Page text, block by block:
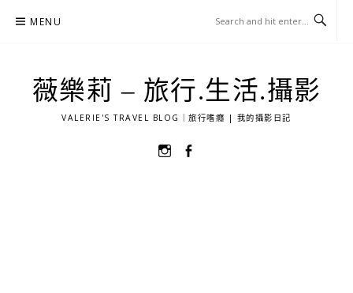
MENU
薇樂莉 – 旅行.生活.攝影
VALERIE'S TRAVEL BLOG｜旅行嗜癮 | 我的攝影日記
選